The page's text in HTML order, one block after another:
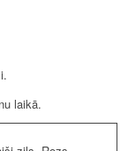
laikā.